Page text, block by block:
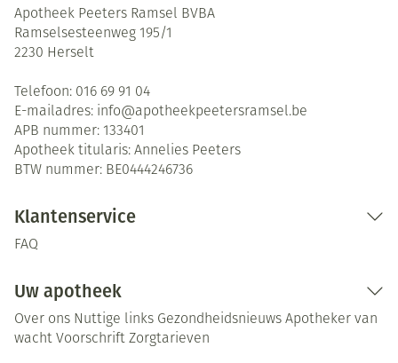
Apotheek Peeters Ramsel BVBA
Ramselsesteenweg 195/1
2230 Herselt
Telefoon: 016 69 91 04
E-mailadres: info@apotheekpeetersramsel.be
APB nummer: 133401
Apotheek titularis: Annelies Peeters
BTW nummer: BE0444246736
Klantenservice
FAQ
Uw apotheek
Over ons Nuttige links Gezondheidsnieuws Apotheker van
wacht Voorschrift Zorgtarieven